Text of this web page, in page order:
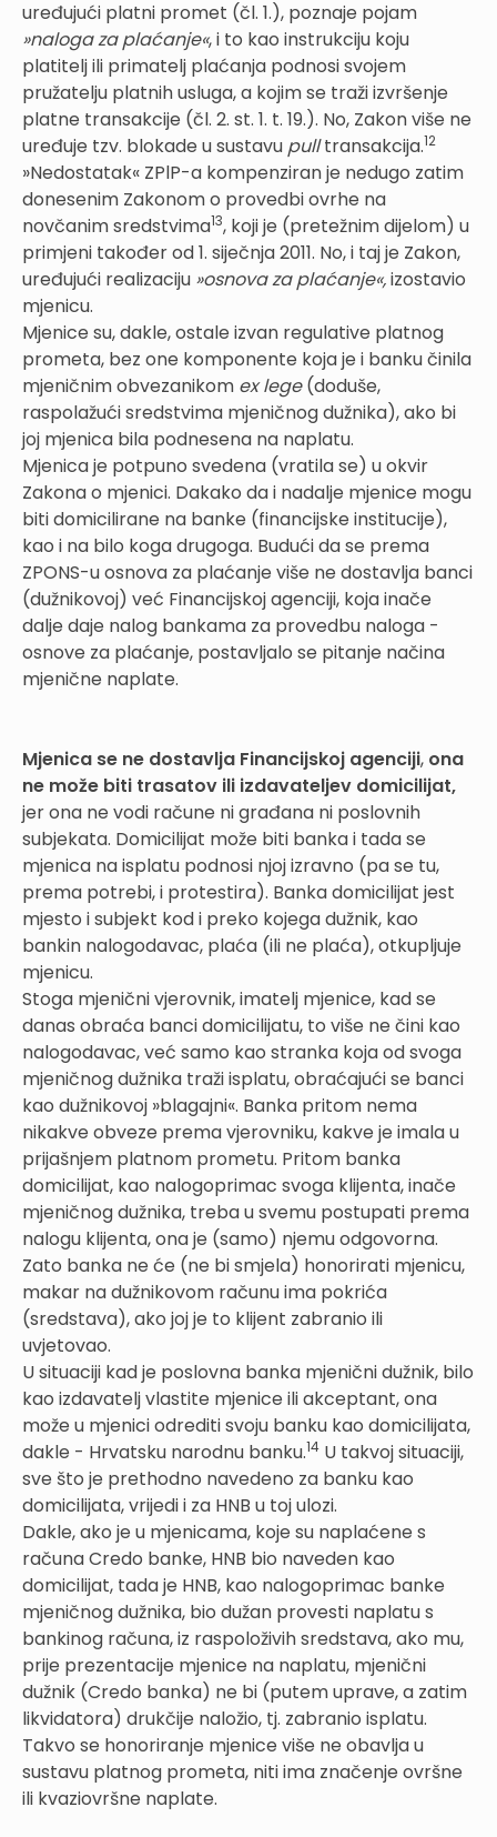
uređujući platni promet (čl. 1.), poznaje pojam
»naloga za plaćanje«, i to kao instrukciju koju
platitelj ili primatelj plaćanja podnosi svojem
pružatelju platnih usluga, a kojim se traži izvršenje
platne transakcije (čl. 2. st. 1. t. 19.). No, Zakon više ne
uređuje tzv. blokade u sustavu pulltransakcija.12
»Nedostatak« ZPlP-a kompenziran je nedugo zatim
donesenim Zakonom o provedbi ovrhe na
novčanim sredstvima13, koji je (pretežnim dijelom) u
primjeni također od 1. siječnja 2011. No, i taj je Zakon,
uređujući realizaciju »osnova za plaćanje«,izostavio
mjenicu.
Mjenice su, dakle, ostale izvan regulative platnog
prometa, bez one komponente koja je i banku činila
mjeničnim obvezanikom ex lege(doduše,
raspolažući sredstvima mjeničnog dužnika), ako bi
joj mjenica bila podnesena na naplatu.
Mjenica je potpuno svedena (vratila se) u okvir
Zakona o mjenici. Dakako da i nadalje mjenice mogu
biti domicilirane na banke (financijske institucije),
kao i na bilo koga drugoga. Budući da se prema
ZPONS-u osnova za plaćanje više ne dostavlja banci
(dužnikovoj) već Financijskoj agenciji, koja inače
dalje daje nalog bankama za provedbu naloga -
osnove za plaćanje, postavljalo se pitanje načina
mjenične naplate.
Mjenica se ne dostavlja Financijskoj agenciji, ona
ne može biti trasatov ili izdavateljev domicilijat,
jer ona ne vodi račune ni građana ni poslovnih
subjekata. Domicilijat može biti banka i tada se
mjenica na isplatu podnosi njoj izravno (pa se tu,
prema potrebi, i protestira). Banka domicilijat jest
mjesto i subjekt kod i preko kojega dužnik, kao
bankin nalogodavac, plaća (ili ne plaća), otkupljuje
mjenicu.
Stoga mjenični vjerovnik, imatelj mjenice, kad se
danas obraća banci domicilijatu, to više ne čini kao
nalogodavac, već samo kao stranka koja od svoga
mjeničnog dužnika traži isplatu, obraćajući se banci
kao dužnikovoj »blagajni«. Banka pritom nema
nikakve obveze prema vjerovniku, kakve je imala u
prijašnjem platnom prometu. Pritom banka
domicilijat, kao nalogoprimac svoga klijenta, inače
mjeničnog dužnika, treba u svemu postupati prema
nalogu klijenta, ona je (samo) njemu odgovorna.
Zato banka ne će (ne bi smjela) honorirati mjenicu,
makar na dužnikovom računu ima pokrića
(sredstava), ako joj je to klijent zabranio ili
uvjetovao.
U situaciji kad je poslovna banka mjenični dužnik, bilo
kao izdavatelj vlastite mjenice ili akceptant, ona
može u mjenici odrediti svoju banku kao domicilijata,
dakle - Hrvatsku narodnu banku.14 U takvoj situaciji,
sve što je prethodno navedeno za banku kao
domicilijata, vrijedi i za HNB u toj ulozi.
Dakle, ako je u mjenicama, koje su naplaćene s
računa Credo banke, HNB bio naveden kao
domicilijat, tada je HNB, kao nalogoprimac banke
mjeničnog dužnika, bio dužan provesti naplatu s
bankinog računa, iz raspoloživih sredstava, ako mu,
prije prezentacije mjenice na naplatu, mjenični
dužnik (Credo banka) ne bi (putem uprave, a zatim
likvidatora) drukčije naložio, tj. zabranio isplatu.
Takvo se honoriranje mjenice više ne obavlja u
sustavu platnog prometa, niti ima značenje ovršne
ili kvaziovršne naplate.